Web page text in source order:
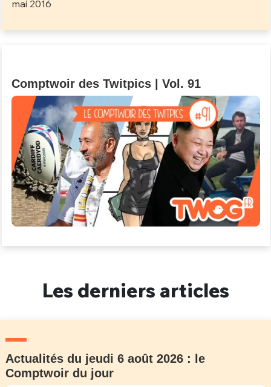
Comptwoir des Twitpics | Vol. 91
Les derniers articles
Actualités du jeudi 6 août 2026 : le
Comptwoir du jour